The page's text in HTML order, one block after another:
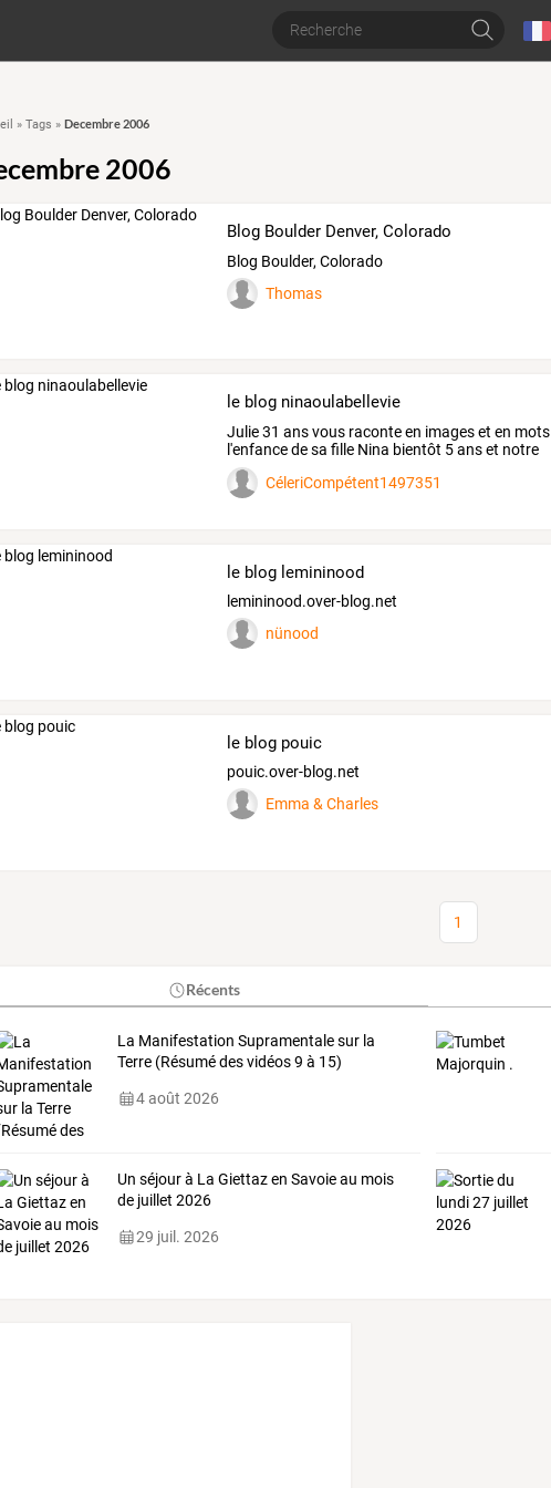
» Tags » Decembre 2006
2006
Blog Boulder Denver, Colorado
Blog Boulder, Colorado
Thomas
le blog ninaoulabellevie
Julie31 ansvous raconteen imageset en mots
l'enfancedesa fille Nina bientôt 5anset notre
vie…
CéleriCompétent1497351
le blog lemininood
lemininood.over-blog.net
nünood
le blog pouic
pouic.over-blog.net
Emma & Charles
1
Récents
La Manifestation Supramentale sur la
Terre (Résumé des vidéos 9 à 15)
4 août 2026
Un séjour à La Giettaz en Savoie au mois
de juillet 2026
29 juil. 2026